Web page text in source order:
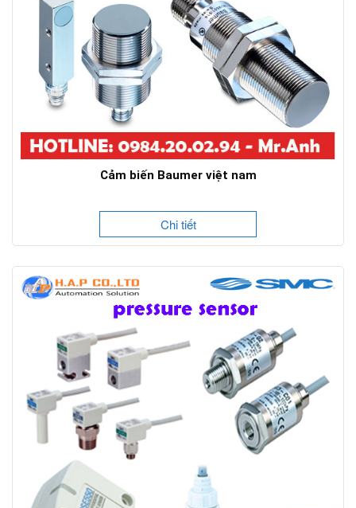
Cảm biến Baumer việt nam
Chi tiết